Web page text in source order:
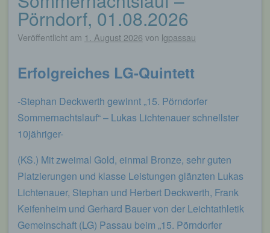
Pörndorf, 01.08.2026
Veröffentlicht am 1. August 2026 von lgpassau
Erfolgreiches LG-Quintett
-Stephan Deckwerth gewinnt „15. Pörndorfer
Sommernachtslauf“ – Lukas Lichtenauer schnellster
10jähriger-
(KS.) Mit zweimal Gold, einmal Bronze, sehr guten
Platzierungen und klasse Leistungen glänzten Lukas
Lichtenauer, Stephan und Herbert Deckwerth, Frank
Keifenheim und Gerhard Bauer von der Leichtathletik
Gemeinschaft (LG) Passau beim „15. Pörndorfer